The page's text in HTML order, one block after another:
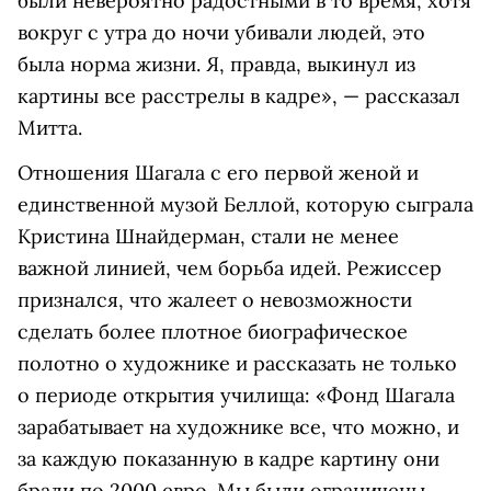
вокруг с утра до ночи убивали людей, это
была норма жизни. Я, правда, выкинул из
картины все расстрелы в кадре», — рассказал
Митта.
Отношения Шагала с его первой женой и
единственной музой Беллой, которую сыграла
Кристина Шнайдерман, стали не менее
важной линией, чем борьба идей. Режиссер
признался, что жалеет о невозможности
сделать более плотное биографическое
полотно о художнике и рассказать не только
о периоде открытия училища: «Фонд Шагала
зарабатывает на художнике все, что можно, и
за каждую показанную в кадре картину они